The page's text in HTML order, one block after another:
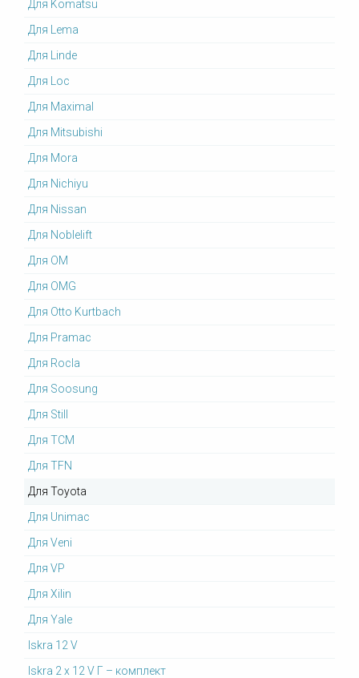
Для Komatsu
Для Lema
Для Linde
Для Loc
Для Maximal
Для Mitsubishi
Для Mora
Для Nichiyu
Для Nissan
Для Noblelift
Для OM
Для OMG
Для Otto Kurtbach
Для Pramac
Для Rocla
Для Soosung
Для Still
Для TCM
Для TFN
Для Toyota
Для Unimac
Для Veni
Для VP
Для Xilin
Для Yale
Iskra 12 V
Iskra 2 x 12 V Г – комплект